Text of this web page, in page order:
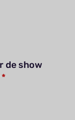
de show